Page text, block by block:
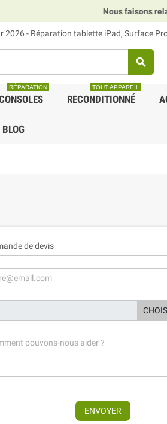
Nous faisons relais
- Réparation tablette iPad, Surface
search
RÉPARATION
RECONDITIONNÉ
TOUT APPAREIL
BLOG